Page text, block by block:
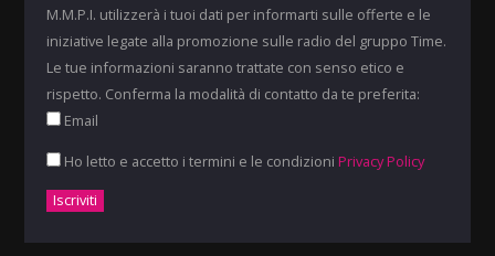
M.M.P.I. utilizzerà i tuoi dati per informarti sulle offerte e le
iniziative legate alla promozione sulle radio del gruppo Time.
Le tue informazioni saranno trattate con senso etico e
rispetto. Conferma la modalità di contatto da te preferita:
Email
Ho letto e accetto i termini e le condizioni Privacy Policy